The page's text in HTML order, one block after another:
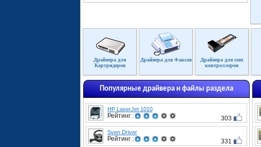
Драйвера для
Картридеров
Драйвера для Факсов
Драйвера для com
контроллеров
Популярные драйвера и файлы раздела
HP LaserJet 1010
Рейтинг : 303
Sven Driver
Рейтинг : 331